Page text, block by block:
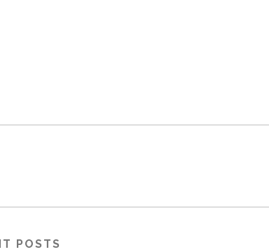
POSTS